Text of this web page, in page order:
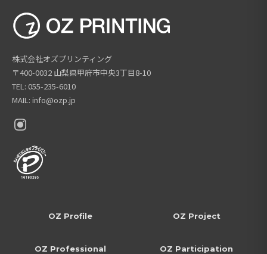
株式会社オズプリンティング
〒400-0032 山梨県甲府市中央3丁目8-10
TEL: 055-235-6010
MAIL: info@ozp.jp
OZ Profile OZ Project
OZ Professional OZ Participation